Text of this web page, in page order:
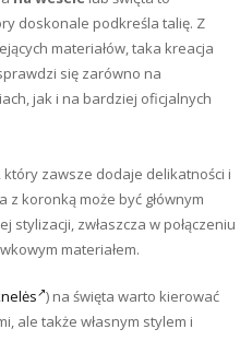
doskonale podkreśla talię. Z
materiałów, taka kreacja
się zarówno na
jak i na bardziej oficjalnych
zawsze dodaje delikatności i
z koronką może być głównym
stylizacji, zwłaszcza w połączeniu
materiałem.
) na święta warto kierować
ale także własnym stylem i